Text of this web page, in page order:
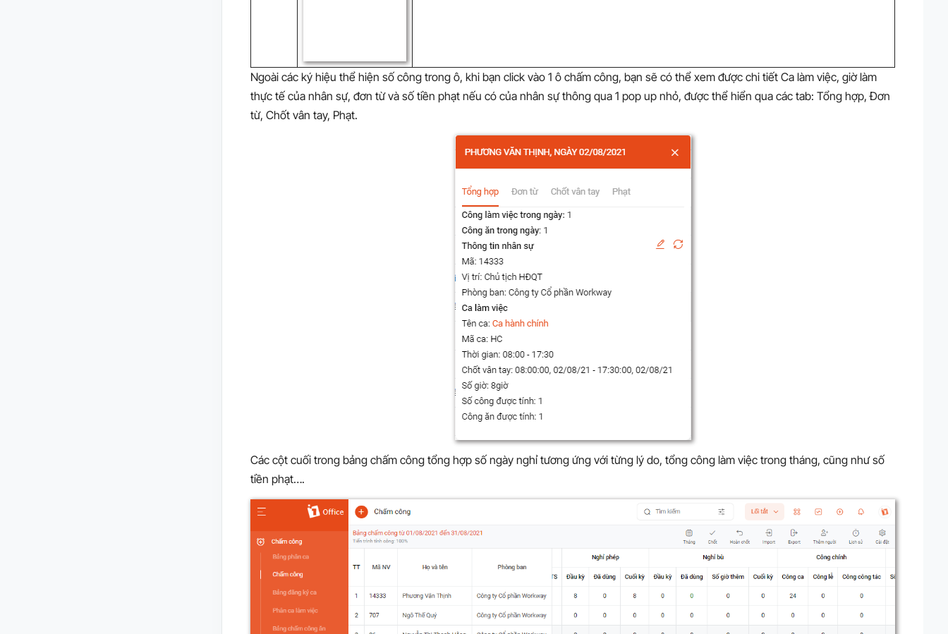
Ngoài các ký hiệu thể hiện số công trong ô, khi bạn click vào 1 ô chấm công, bạn sẽ có thể xem được chi tiết Ca làm việc, giờ làm
thực tế của nhân sự, đơn từ và số tiền phạt nếu có của nhân sự thông qua 1 pop up nhỏ, được thể hiển qua các tab: Tổng hợp, Đơn
từ, Chốt vân tay, Phạt.
Các cột cuối trong bảng chấm công tổng hợp số ngày nghỉ tương ứng với từng lý do, tổng công làm việc trong tháng, cũng như số
tiền phạt….